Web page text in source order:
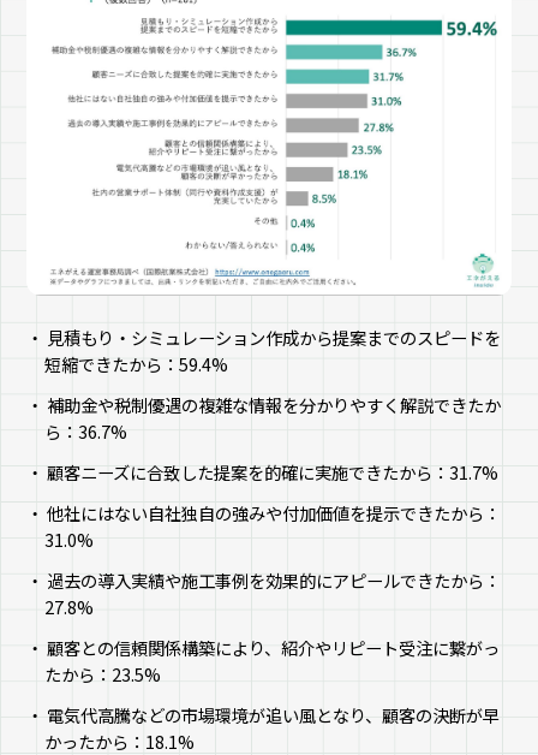
見積もり・シミュレーション作成から提案までのスピードを
短縮できたから：59.4%
補助金や税制優遇の複雑な情報を分かりやすく解説できたか
ら：36.7%
顧客ニーズに合致した提案を的確に実施できたから：31.7%
他社にはない自社独自の強みや付加価値を提示できたから：
31.0%
過去の導入実績や施工事例を効果的にアピールできたから：
27.8%
顧客との信頼関係構築により、紹介やリピート受注に繋がっ
たから：23.5%
電気代高騰などの市場環境が追い風となり、顧客の決断が早
かったから：18.1%